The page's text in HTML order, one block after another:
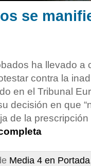
se
ha llevado a
contra la
en el Tribunal
decisión en que
de la
Media 4 en Portada